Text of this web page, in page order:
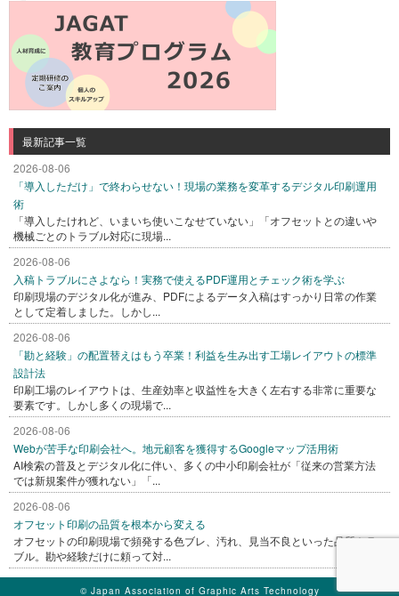
最新記事一覧
2026-08-06
「導入しただけ」で終わらせない！現場の業務を変革するデジタル印刷運用
術
「導入したけれど、いまいち使いこなせていない」「オフセットとの違いや
機械ごとのトラブル対応に現場...
2026-08-06
入稿トラブルにさよなら！実務で使えるPDF運用とチェック術を学ぶ
印刷現場のデジタル化が進み、PDFによるデータ入稿はすっかり日常の作業
として定着しました。しかし...
2026-08-06
「勘と経験」の配置替えはもう卒業！利益を生み出す工場レイアウトの標準
設計法
印刷工場のレイアウトは、生産効率と収益性を大きく左右する非常に重要な
要素です。しかし多くの現場で...
2026-08-06
Webが苦手な印刷会社へ。地元顧客を獲得するGoogleマップ活用術
AI検索の普及とデジタル化に伴い、多くの中小印刷会社が「従来の営業方法
では新規案件が獲れない」「...
2026-08-06
オフセット印刷の品質を根本から変える
オフセットの印刷現場で頻発する色ブレ、汚れ、見当不良といった品質トラ
ブル。勘や経験だけに頼って対...
© Japan Association of Graphic Arts Technology